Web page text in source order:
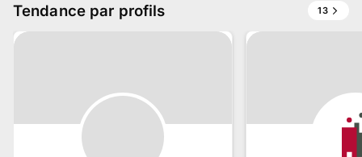
Tendance par profils 13